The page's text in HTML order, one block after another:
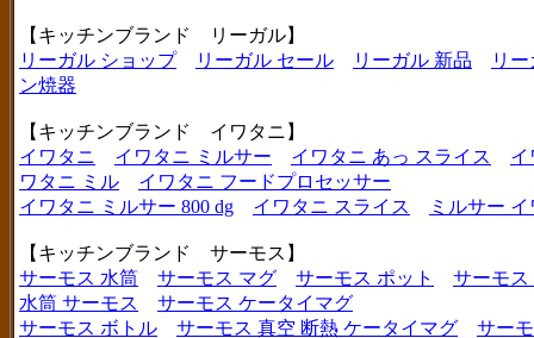
【キッチンブランド リーガル】
リーガル ショップ
リーガル セール リーガル 新品
リ
ン焼器
【キッチンブランド イワタニ】
イワタニ
イワタニ ミルサー イワタニ あっ スライス
イ
ワタニ ミル
イワタニ フードプロセッサー
イワタニ ミルサー 800 dg
イワタニ スライス ミルサー
【キッチンブランド サーモス】
サーモス 水筒
サーモス マグ サーモス ポット
サーモス
水筒 サーモス
サーモス ケータイマグ
サーモス ボトル
サーモス 真空 断熱 ケータイマグ サー